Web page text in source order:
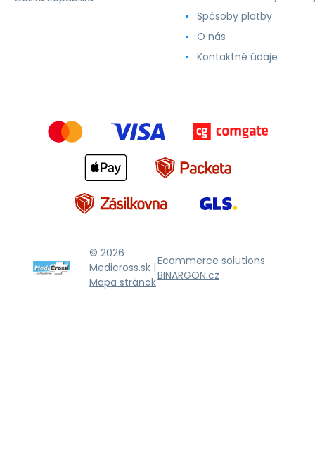
Spôsoby platby
O nás
Kontaktné údaje
© 2026
Medicross.sk |
Mapa stránok
Ecommerce solutions
BINARGON.cz